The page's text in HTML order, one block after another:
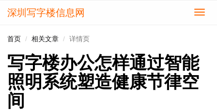
切
深圳写字楼信息网
首页 相关文章 详情页
写字楼办公怎样通过智能
照明系统塑造健康节律空
间